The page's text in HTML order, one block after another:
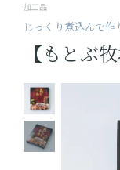
フード
クラフト
コスメ・アロマ
つくり手
加工品
じっくり煮込んで
【もとぶ